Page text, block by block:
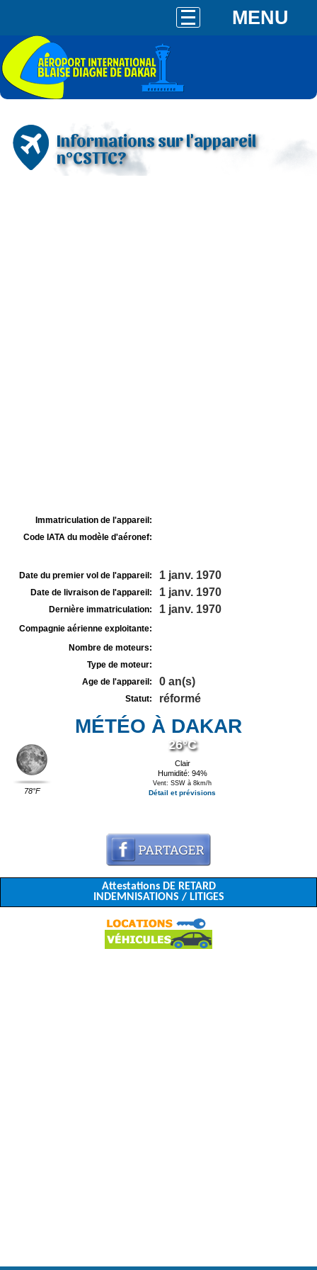
MENU
Informations sur l'appareil
n°CSTTC?
Immatriculation de l'appareil:
Code IATA du modèle d'aéronef:
Date du premier vol de l'appareil: 1 janv. 1970
Date de livraison de l'appareil: 1 janv. 1970
Dernière immatriculation: 1 janv. 1970
Compagnie aérienne exploitante:
Nombre de moteurs:
Type de moteur:
Age de l'appareil:
0 an(s)
Statut: réformé
MÉTÉO À DAKAR
78°F
26°C
Clair
Humidité: 94%
Vent: SSW à 8km/h
Détail et prévisions
Attestations DE RETARD
INDEMNISATIONS / LITIGES